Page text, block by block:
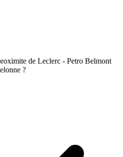
de Leclerc - Petro Belmont
?